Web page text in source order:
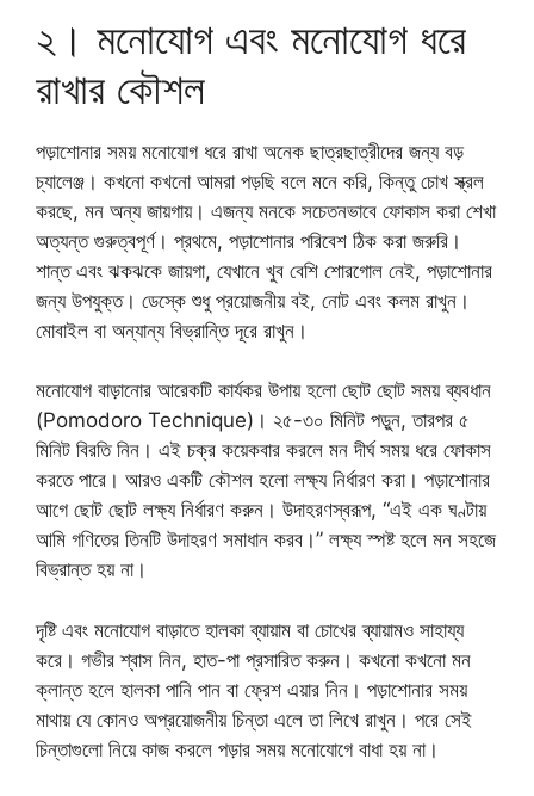
২। মনোযোগ এবং মনোযোগ ধরে
রাখার কৌশল
পড়াশোনার সময় মনোযোগ ধরে রাখা অনেক ছাত্রছাত্রীদের জন্য বড়
চ্যালেঞ্জ। কখনো কখনো আমরা পড়ছি বলে মনে করি, কিন্তু চোখ স্ক্রল
করছে, মন অন্য জায়গায়। এজন্য মনকে সচেতনভাবে ফোকাস করা শেখা
অত্যন্ত গুরুত্বপূর্ণ। প্রথমে, পড়াশোনার পরিবেশ ঠিক করা জরুরি।
শান্ত এবং ঝকঝকে জায়গা, যেখানে খুব বেশি শোরগোল নেই, পড়াশোনার
জন্য উপযুক্ত। ডেস্কে শুধু প্রয়োজনীয় বই, নোট এবং কলম রাখুন।
মোবাইল বা অন্যান্য বিভ্রান্তি দূরে রাখুন।
মনোযোগ বাড়ানোর আরেকটি কার্যকর উপায় হলো ছোট ছোট সময় ব্যবধান
(Pomodoro Technique)। ২৫-৩০ মিনিট পড়ুন, তারপর ৫
মিনিট বিরতি নিন। এই চক্র কয়েকবার করলে মন দীর্ঘ সময় ধরে ফোকাস
করতে পারে। আরও একটি কৌশল হলো লক্ষ্য নির্ধারণ করা। পড়াশোনার
আগে ছোট ছোট লক্ষ্য নির্ধারণ করুন। উদাহরণস্বরূপ, “এই এক ঘণ্টায়
আমি গণিতের তিনটি উদাহরণ সমাধান করব।” লক্ষ্য স্পষ্ট হলে মন সহজে
বিভ্রান্ত হয় না।
দৃষ্টি এবং মনোযোগ বাড়াতে হালকা ব্যায়াম বা চোখের ব্যায়ামও সাহায্য
করে। গভীর শ্বাস নিন, হাত-পা প্রসারিত করুন। কখনো কখনো মন
ক্লান্ত হলে হালকা পানি পান বা ফ্রেশ এয়ার নিন। পড়াশোনার সময়
মাথায় যে কোনও অপ্রয়োজনীয় চিন্তা এলে তা লিখে রাখুন। পরে সেই
চিন্তাগুলো নিয়ে কাজ করলে পড়ার সময় মনোযোগে বাধা হয় না।